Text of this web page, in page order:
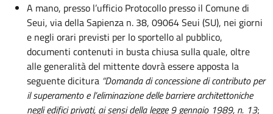
A mano, presso l’ufficio Protocollo presso il Comune di
Seui, via della Sapienza n. 38, 09064 Seui (SU), nei giorni
e negli orari previsti per lo sportello al pubblico,
documenti contenuti in busta chiusa sulla quale, oltre
alle generalità del mittente dovrà essere apposta la
seguente dicitura “Domanda di concessione di contributo per
il superamento e l’eliminazione delle barriere architettoniche
negli edifici privati, ai sensi della legge 9 gennaio 1989, n. 13;